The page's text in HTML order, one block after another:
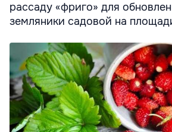
рассаду «фриго» для
земляники садовой на